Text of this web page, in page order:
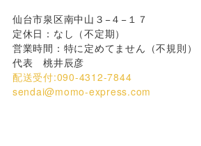
仙台市泉区南中山３−４−１７
定休日：なし（不定期）
営業時間：特に定めてません（不規則）
代表 桃井辰彦
配送受付:090-4312-7844
sendai@momo-express.com